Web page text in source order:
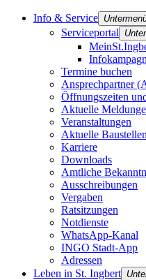
Info & Service
Serviceportal
Termine buchen
Ansprechpartner
Öffnungszeiten
Aktuelle
Veranstaltungen
Aktuelle Baustellen
Karriere
Downloads
Amtliche
Ausschreibungen
Vergaben
Ratsitzungen
Notdienste
WhatsApp-Kanal
INGO Stadt-App
Adressen
Leben in St. Ingbert